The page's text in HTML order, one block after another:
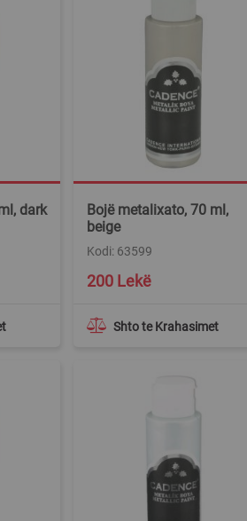
dark
Bojë metalixato, 70 ml,
beige
Kodi: 63599
Shto te Krahasimet
200 Lekë